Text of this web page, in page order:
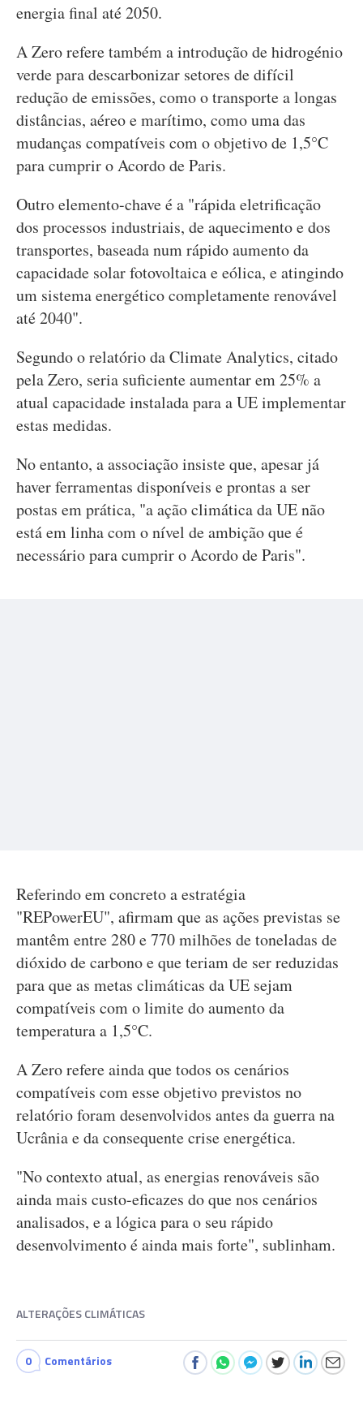
energia final até 2050.
A Zero refere também a introdução de hidrogénio
verde para descarbonizar setores de difícil
redução de emissões, como o transporte a longas
distâncias, aéreo e marítimo, como uma das
mudanças compatíveis com o objetivo de 1,5°C
para cumprir o Acordo de Paris.
Outro elemento-chave é a "rápida eletrificação
dos processos industriais, de aquecimento e dos
transportes, baseada num rápido aumento da
capacidade solar fotovoltaica e eólica, e atingindo
um sistema energético completamente renovável
até 2040".
Segundo o relatório da Climate Analytics, citado
pela Zero, seria suficiente aumentar em 25% a
atual capacidade instalada para a UE implementar
estas medidas.
No entanto, a associação insiste que, apesar já
haver ferramentas disponíveis e prontas a ser
postas em prática, "a ação climática da UE não
está em linha com o nível de ambição que é
necessário para cumprir o Acordo de Paris".
Referindo em concreto a estratégia
"REPowerEU", afirmam que as ações previstas se
mantêm entre 280 e 770 milhões de toneladas de
dióxido de carbono e que teriam de ser reduzidas
para que as metas climáticas da UE sejam
compatíveis com o limite do aumento da
temperatura a 1,5°C.
A Zero refere ainda que todos os cenários
compatíveis com esse objetivo previstos no
relatório foram desenvolvidos antes da guerra na
Ucrânia e da consequente crise energética.
"No contexto atual, as energias renováveis são
ainda mais custo-eficazes do que nos cenários
analisados, e a lógica para o seu rápido
desenvolvimento é ainda mais forte", sublinham.
ALTERAÇÕES CLIMÁTICAS
0 Comentários